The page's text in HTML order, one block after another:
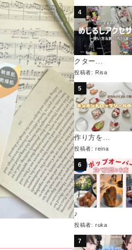
クター...
投稿者: Risa
作り方を...
投稿者: reina
♪
投稿者: ruka